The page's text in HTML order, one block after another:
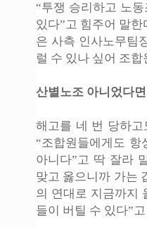
“투쟁 승리하고 노
있다”고 힘주어 말
은 사측 인사노무팀
럴 수 있나 싶어 조
산별노조 아니었다
해고를 네 번 당하
“조합원들에게도
아니다”고 딱 잘라
맞고 옳으니까 가는
의 연대로 지금까지
들이 버틸 수 있다”